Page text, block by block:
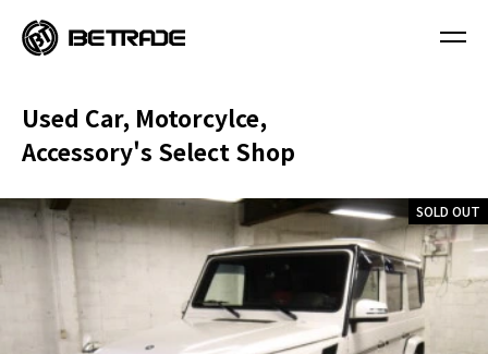
Used Car, Motorcylce,
Accessory's Select Shop
SOLD OUT